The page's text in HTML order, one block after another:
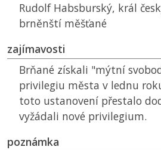
Rudolf Habsburský, král
brněnští měšťané
zajímavosti
Brňané získali "mýtní
privilegiu města v lednu
toto ustanovení přestalo
vyžádali nové privilegium.
poznámka